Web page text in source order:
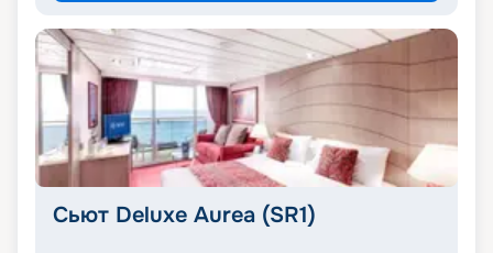
Сьют Deluxe Aurea (SR1)